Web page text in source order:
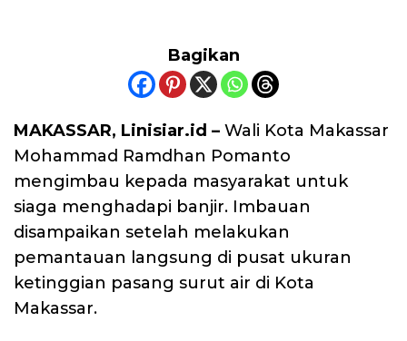
Bagikan
MAKASSAR, Linisiar.id – Wali Kota Makassar
Mohammad Ramdhan Pomanto
mengimbau kepada masyarakat untuk
siaga menghadapi banjir. Imbauan
disampaikan setelah melakukan
pemantauan langsung di pusat ukuran
ketinggian pasang surut air di Kota
Makassar.